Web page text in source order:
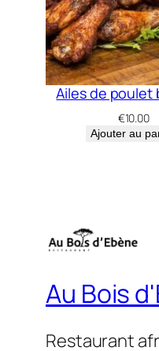
Ailes de poulet
€10.00
Ajouter au
Au Bois
Restaurant